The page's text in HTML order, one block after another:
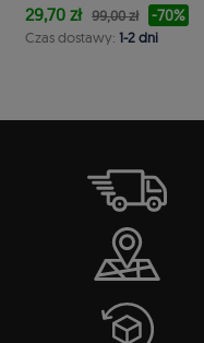
29,70 zł 99,00 zł -70%
Czas dostawy: 1-2 dni